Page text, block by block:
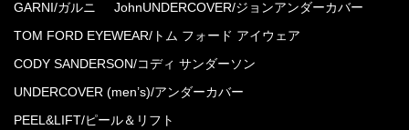
GARNI/ガルニ JohnUNDERCOVER/ジョンアンダーカバー
TOM FORD EYEWEAR/トム フォード アイウェア
CODY SANDERSON/コディ サンダーソン
UNDERCOVER (men’s)/アンダーカバー
PEEL&LIFT/ピール＆リフト